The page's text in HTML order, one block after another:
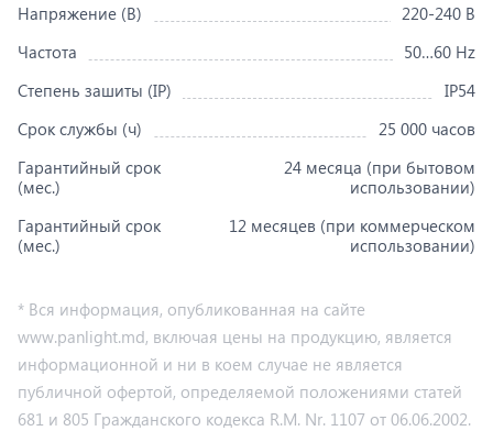
Напряжение (В)
220-240 В
Частота
50…60 Hz
Степень зашиты (IP)
IP54
Срок службы (ч)
25 000 часов
Гарантийный срок
(мес.)
24 месяца (при бытовом
использовании)
Гарантийный срок
(мес.)
12 месяцев (при коммерческом
использовании)
* Вся информация, опубликованная на сайте
www.panlight.md, включая цены на продукцию, является
информационной и ни в коем случае не является
публичной офертой, определяемой положениями статей
681 и 805 Гражданского кодекса R.M. Nr. 1107 от 06.06.2002.